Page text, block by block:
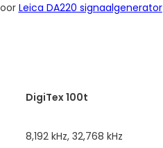
Leica DA220 signaalgenerator
DigiTex 100t
8,192 kHz, 32,768 kHz